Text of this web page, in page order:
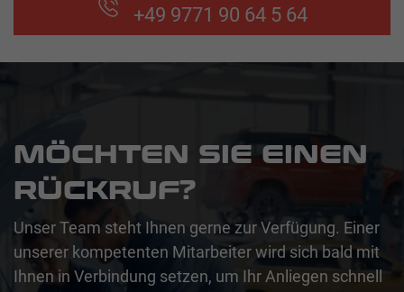
+49 9771 90 64 5 64
MÖCHTEN SIE EINEN
RÜCKRUF?
Unser Team steht Ihnen gerne zur Verfügung. Einer
unserer kompetenten Mitarbeiter wird sich bald mit
Ihnen in Verbindung setzen, um Ihr Anliegen schnell